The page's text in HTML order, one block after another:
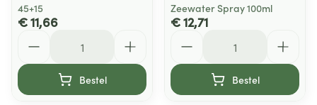
45+15
€ 11,66
Bestel
Zeewater Spray 100ml
€ 12,71
Bestel